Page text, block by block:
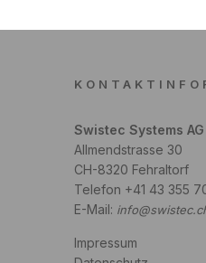
Swistec Systems AG
Allmendstrasse 30
CH-8320 Fehraltorf
Telefon +41 43 355
E-Mail:
Impressum